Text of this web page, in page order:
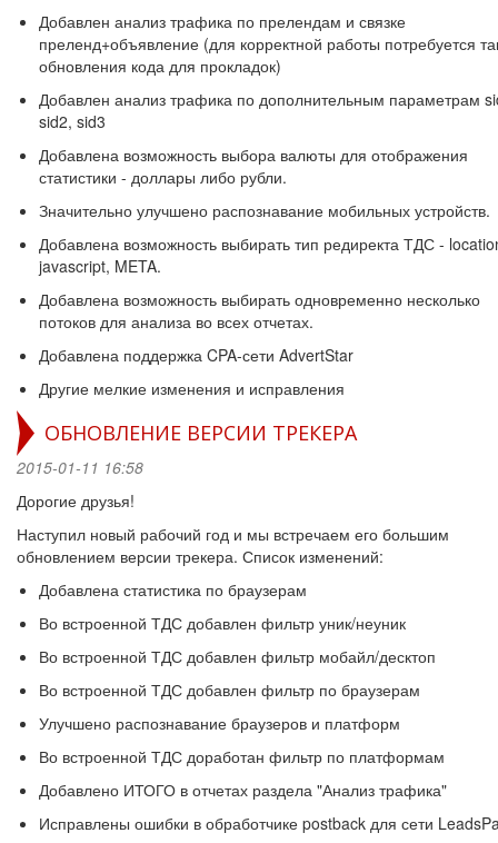
Добавлен анализ трафика по прелендам и связке
преленд+объявление (для корректной работы потребуется
обновления кода для прокладок)
Добавлен анализ трафика по дополнительным параметрам
sid2, sid3
Добавлена возможность выбора валюты для отображения
статистики - доллары либо рубли.
Значительно улучшено распознавание мобильных устройств.
Добавлена возможность выбирать тип редиректа ТДС -
javascript, META.
Добавлена возможность выбирать одновременно несколько
потоков для анализа во всех отчетах.
Добавлена поддержка CPA-сети AdvertStar
Другие мелкие изменения и исправления
ОБНОВЛЕНИЕ ВЕРСИИ ТРЕКЕРА
2015-01-11 16:58
Дорогие друзья!
Наступил новый рабочий год и мы встречаем его большим
обновлением версии трекера. Список изменений:
Добавлена статистика по браузерам
Во встроенной ТДС добавлен фильтр уник/неуник
Во встроенной ТДС добавлен фильтр мобайл/десктоп
Во встроенной ТДС добавлен фильтр по браузерам
Улучшено распознавание браузеров и платформ
Во встроенной ТДС доработан фильтр по платформам
Добавлено ИТОГО в отчетах раздела "Анализ трафика"
Исправлены ошибки в обработчике postback для сети